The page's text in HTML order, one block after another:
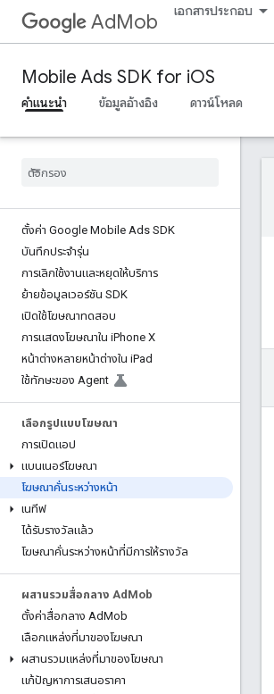
AdMob เอกสารประกอบ
Mobile Ads SDK for iOS
คำแนะนำ ข้อมูลอ้างอิง ดาวน์โหลด
ตั้งค่า Google Mobile Ads SDK
บันทึกประจำรุ่น
การเลิกใช้งานและหยุดให้บริการ
ย้ายข้อมูลเวอร์ชัน SDK
เปิดใช้โฆษณาทดสอบ
การแสดงโฆษณาใน iPhone X
หน้าต่างหลายหน้าต่างใน iPad
ใช้ทักษะของ Agent
เลือกรูปแบบโฆษณา
การเปิดแอป
แบนเนอร์โฆษณา
โฆษณาคั่นระหว่างหน้า
เนทีฟ
ได้รับรางวัลแล้ว
โฆษณาคั่นระหว่างหน้าที่มีการให้รางวัล
ผสานรวมสื่อกลาง Ad Mob
ตั้งค่าสื่อกลาง AdMob
เลือกแหล่งที่มาของโฆษณา
ผสานรวมแหล่งที่มาของโฆษณา
แก้ปัญหาการเสนอราคา